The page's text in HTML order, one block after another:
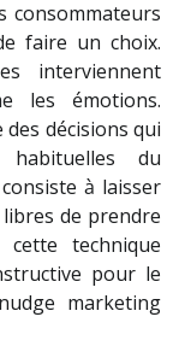
consommateurs
faire un choix.
interviennent
les émotions.
décisions qui
du
à laisser
de prendre
cette technique
pour le
marketing